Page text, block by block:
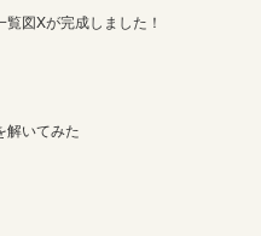
図Xが完成しました！
解いてみた